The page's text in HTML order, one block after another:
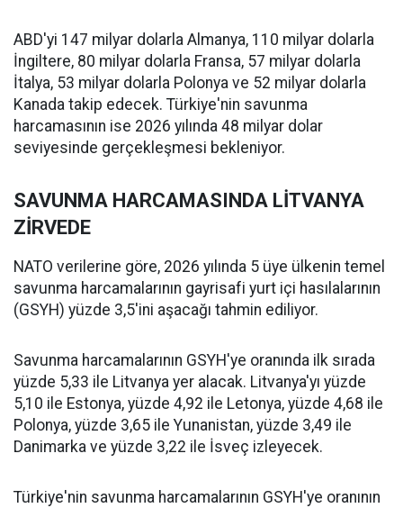
ABD'yi 147 milyar dolarla Almanya, 110 milyar dolarla
İngiltere, 80 milyar dolarla Fransa, 57 milyar dolarla
İtalya, 53 milyar dolarla Polonya ve 52 milyar dolarla
Kanada takip edecek. Türkiye'nin savunma
harcamasının ise 2026 yılında 48 milyar dolar
seviyesinde gerçekleşmesi bekleniyor.
SAVUNMA HARCAMASINDA LİTVANYA
ZİRVEDE
NATO verilerine göre, 2026 yılında 5 üye ülkenin temel
savunma harcamalarının gayrisafi yurt içi hasılalarının
(GSYH) yüzde 3,5'ini aşacağı tahmin ediliyor.
Savunma harcamalarının GSYH'ye oranında ilk sırada
yüzde 5,33 ile Litvanya yer alacak. Litvanya'yı yüzde
5,10 ile Estonya, yüzde 4,92 ile Letonya, yüzde 4,68 ile
Polonya, yüzde 3,65 ile Yunanistan, yüzde 3,49 ile
Danimarka ve yüzde 3,22 ile İsveç izleyecek.
Türkiye'nin savunma harcamalarının GSYH'ye oranının